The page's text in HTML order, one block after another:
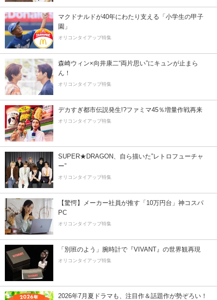
マクドナルドが40年にわたり支える「小学生の甲子
園」
オリコンタイアップ特集
森崎ウィン×向井康二“両片思い”にキュンが止まら
ん！
オリコンタイアップ特集
デカすぎ都市伝説発生!?ファミマ45％増量作戦再来
オリコンタイアップ特集
SUPER★DRAGON、自ら描いた”レトロフューチャ
ー”
オリコンタイアップ特集
【驚愕】メーカー社員が推す「10万円台」神コスパ
PC
オリコンタイアップ特集
「別班のよう」腕時計で『VIVANT』の世界観再現
オリコンタイアップ特集
2026年7月夏ドラマも、注目作＆話題作が勢ぞろい！